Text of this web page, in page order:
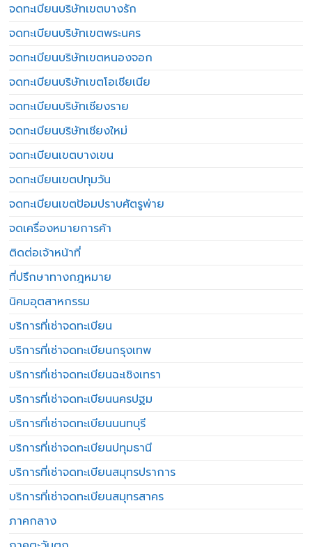
จดทะเบียนบริษัทเขตบางรัก
จดทะเบียนบริษัทเขตพระนคร
จดทะเบียนบริษัทเขตหนองจอก
จดทะเบียนบริษัทเขตโอเชียเนีย
จดทะเบียนบริษัทเชียงราย
จดทะเบียนบริษัทเชียงใหม่
จดทะเบียนเขตบางเขน
จดทะเบียนเขตปทุมวัน
จดทะเบียนเขตป้อมปราบศัตรูพ่าย
จดเครื่องหมายการค้า
ติดต่อเจ้าหน้าที่
ที่ปรึกษาทางกฎหมาย
นิคมอุตสาหกรรม
บริการที่เช่าจดทะเบียน
บริการที่เช่าจดทะเบียนกรุงเทพ
บริการที่เช่าจดทะเบียนฉะเชิงเทรา
บริการที่เช่าจดทะเบียนนครปฐม
บริการที่เช่าจดทะเบียนนนทบุรี
บริการที่เช่าจดทะเบียนปทุมธานี
บริการที่เช่าจดทะเบียนสมุทรปราการ
บริการที่เช่าจดทะเบียนสมุทรสาคร
ภาคกลาง